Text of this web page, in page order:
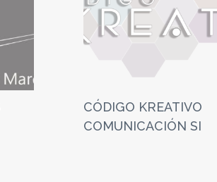
CÓDIGO KREATIVO
COMUNICACIÓN SI